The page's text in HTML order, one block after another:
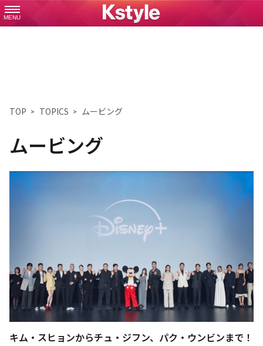
MENU
TOP TOPICS ムービング
ムービング
キム・スヒョンからチュ・ジフン、パク・ウンビンまで！